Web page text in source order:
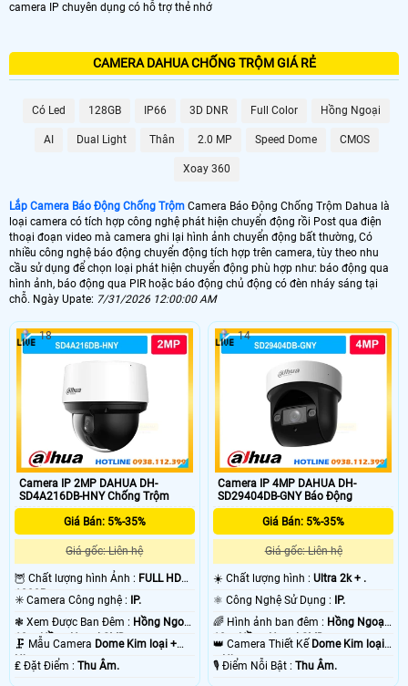
GIÁ LẮP CAMERA
🔗 Lắp Chống Trộm Dahua Hikvision
8.800,000 VNĐ Camera Chống Trộm Dahua Chuyên Đêm
🔥 4 Camera Chống Trộm Dahua Giá Rẻ
5.000.000 VNĐ Lắp Bộ Camera Chống Trộm Dahua Giá Rẻ
🖥 Camera chống trộm Dahua hầu như loại camera nào cũng có khả năng
chống trộm Dahua , tuy nhiên với những loại camera chống trộm Dahua
không chuyên dụng thì có thể sẽ có những báo động giả khi không có
người, trên đây là những camera có báo động chống trộm Dahua với chức
năng thông mình có nhiều ưu điểm và có thể cấu hình để hạn chế tối đa
báo động giả.
🎁 Có thể nóilắp camera có báo động chống trộmlà giải pháp để nâng cao
chất lượng cuộc sống. tuy nhiên camera báo động chống trộm Dahua thì sẽ
không hoàn hảo bằng 1 bộ báo động chống trộm Dahua chuyên nghiệp, vì
camera báo động chống trộm Dahua sẽ có độ trể đáng kể khoảng 2- 3 phút
sau khi xẩy ra sự cố. chắc chắc camera nào cũng vậy thôi. vì ông nghệ báo
động chống trộm Dahua của camera hoặt động thong qua mạng internet do
đó có độ trể là do mạng chứ không phải do thiết bị camera chống trộm Dahua .
💡
camera IP chuyên dụng có hỗ trợ thẻ nhớ
CAMERA DAHUA CHỐNG TRỘM GIÁ RẺ
Có Led 128GB IP66 3D DNR Full Color Hồng Ngoại
AI Dual Light Thân 2.0 MP Speed Dome CMOS
Xoay 360
Lắp Camera Báo Động Chống Trộm Camera Báo Động Chống Trộm Dahua là
loại camera có tích hợp công nghệ phát hiện chuyển động rồi Post qua điện
thoại đoạn video mà camera ghi lại hình ảnh chuyển động bất thường, Có
nhiều công nghệ báo động chuyển động tích hợp trên camera, tùy theo nhu
cầu sử dụng để chọn loại phát hiện chuyển động phù hợp như: báo động qua
hình ảnh, báo động qua PIR hoặc báo động chủ động có đèn nháy sáng tại
chỗ. Ngày Upate: 7/31/2026 12:00:00 AM
Camera IP 2MP DAHUA DH-
SD4A216DB-HNY Chống Trộm
Giá Bán: 5%-35%
Giá gốc: Liên hệ
🦉 Chất lượng hình Ảnh : FULL HD
1080P .
✳️ Camera Công nghệ :
IP.
❃ Xem Được Ban Đêm : Hồng Ngoại
10m Hồng Ngoại SMD.
🗜️ Mẫu Camera Dome Kim loại +
Nhựa.
️₤ Đặt Điểm : Thu Âm.
18
Camera IP 4MP DAHUA DH-
SD29404DB-GNY Báo Động
Giá Bán: 5%-35%
Giá gốc: Liên hệ
☀️ Chất lượng hình :Ultra 2k + .
⚛️ Công Nghệ Sử Dụng :
IP.
🌈 Hình ảnh ban đêm : Hồng Ngoại
10m Hồng Ngoại SMD.
👑 Camera Thiết Kế Dome Kim loại
+ Nhựa.
️🎙 Điểm Nỗi Bật :Thu Âm.
14